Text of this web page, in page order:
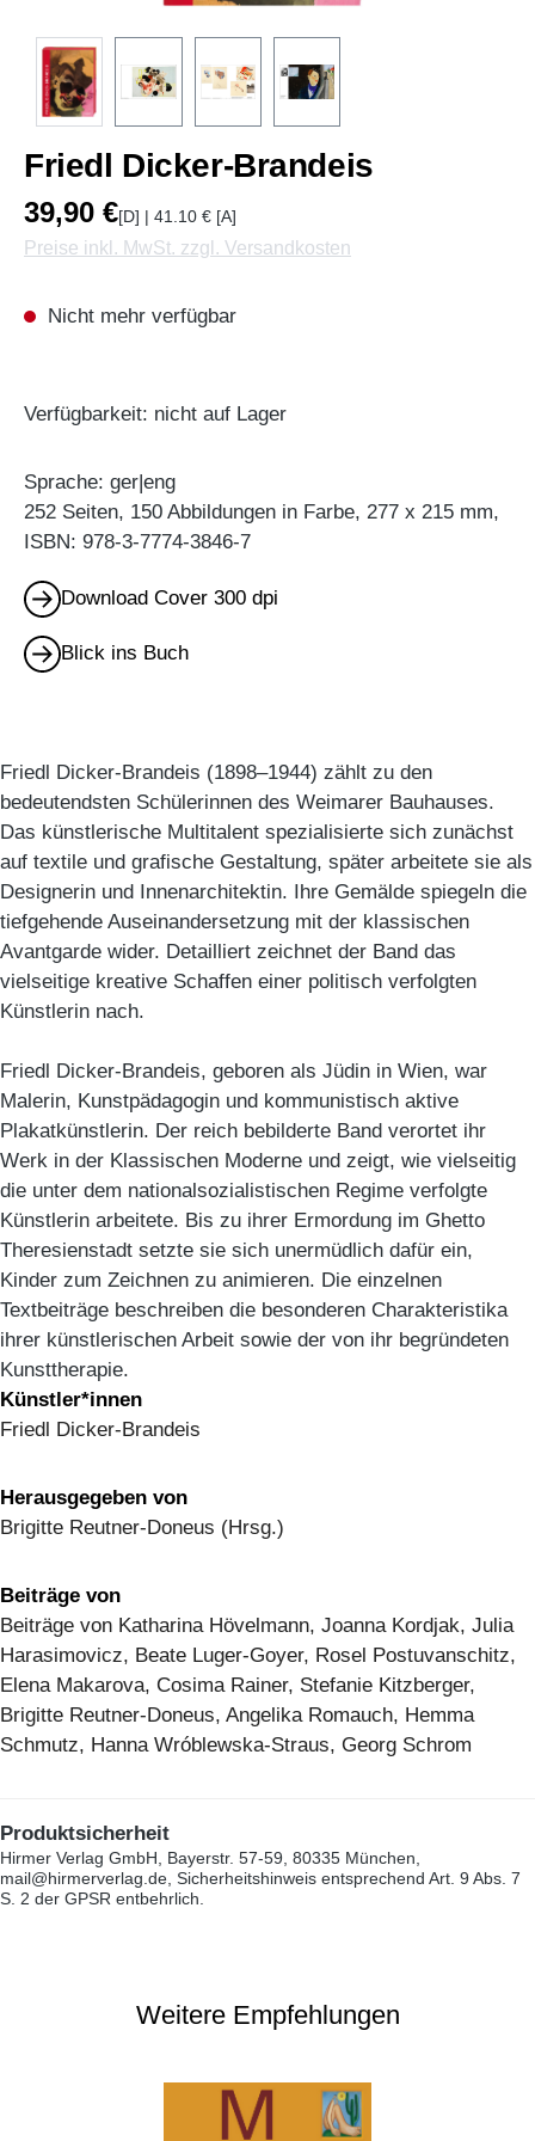
Friedl Dicker-Brandeis
39,90 €[D] | 41.10 € [A]
Preise inkl. MwSt. zzgl. Versandkosten
Nicht mehr verfügbar
Verfügbarkeit: nicht auf Lager
Sprache: ger|eng
252 Seiten, 150 Abbildungen in Farbe, 277 x 215 mm,
ISBN: 978-3-7774-3846-7
Download Cover 300 dpi
Blick ins Buch
Friedl Dicker-Brandeis (1898–1944) zählt zu den
bedeutendsten Schülerinnen des Weimarer Bauhauses.
Das künstlerische Multitalent spezialisierte sich zunächst
auf textile und grafische Gestaltung, später arbeitete sie als
Designerin und Innenarchitektin. Ihre Gemälde spiegeln die
tiefgehende Auseinandersetzung mit der klassischen
Avantgarde wider. Detailliert zeichnet der Band das
vielseitige kreative Schaffen einer politisch verfolgten
Künstlerin nach.
Friedl Dicker-Brandeis, geboren als Jüdin in Wien, war
Malerin, Kunstpädagogin und kommunistisch aktive
Plakatkünstlerin. Der reich bebilderte Band verortet ihr
Werk in der Klassischen Moderne und zeigt, wie vielseitig
die unter dem nationalsozialistischen Regime verfolgte
Künstlerin arbeitete. Bis zu ihrer Ermordung im Ghetto
Theresienstadt setzte sie sich unermüdlich dafür ein,
Kinder zum Zeichnen zu animieren. Die einzelnen
Textbeiträge beschreiben die besonderen Charakteristika
ihrer künstlerischen Arbeit sowie der von ihr begründeten
Kunsttherapie.
Künstler*innen
Friedl Dicker-Brandeis
Herausgegeben von
Brigitte Reutner-Doneus (Hrsg.)
Beiträge von
Beiträge von Katharina Hövelmann, Joanna Kordjak, Julia
Harasimovicz, Beate Luger-Goyer, Rosel Postuvanschitz,
Elena Makarova, Cosima Rainer, Stefanie Kitzberger,
Brigitte Reutner-Doneus, Angelika Romauch, Hemma
Schmutz, Hanna Wróblewska-Straus, Georg Schrom
Produktsicherheit
Hirmer Verlag GmbH, Bayerstr. 57-59, 80335 München,
mail@hirmerverlag.de, Sicherheitshinweis entsprechend Art. 9 Abs. 7
S. 2 der GPSR entbehrlich.
Weitere Empfehlungen